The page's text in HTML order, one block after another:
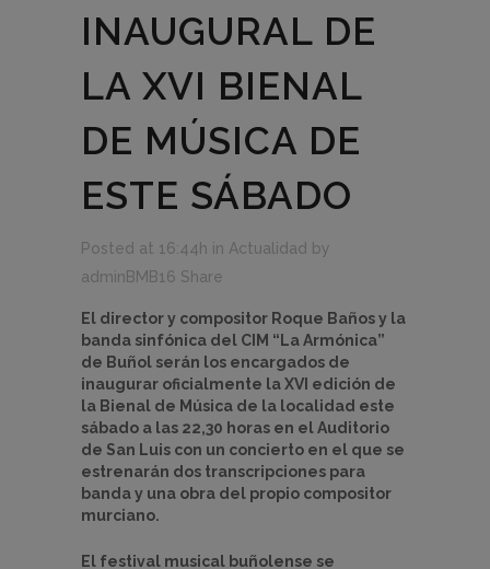
INAUGURAL DE
LA XVI BIENAL
DE MÚSICA DE
ESTE SÁBADO
Posted at 16:44h in Actualidad
by
adminBMB16 Share
El director y compositor Roque Baños y la
banda sinfónica del CIM “La Armónica”
de Buñol serán los encargados de
inaugurar oficialmente laXVI edición de
la Bienal de M úsica de la localidad este
sábado a las 22,30 horas en el Auditorio
de San Luis con un concierto en el que se
estrenarán dos transcripciones para
banda y una obra del propio compositor
murciano.
El festival musical buñolense se